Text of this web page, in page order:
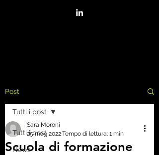
Post
Tutti i post
News
Tutti i post
Scuola di formazione
Sara Moroni
25 mag 2022Tempo di lettura: 1 min